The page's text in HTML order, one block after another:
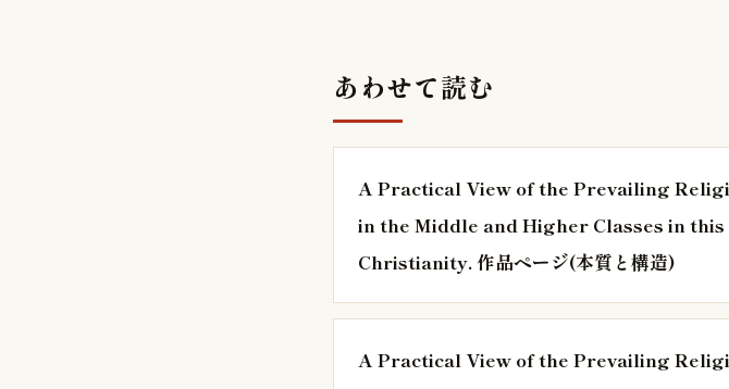
あわせて読む
A Practical View of the Prevailing
in the Middle and Higher Classes in
Christianity. 作品ページ(本質と構造)
A Practical View of the Prevailing